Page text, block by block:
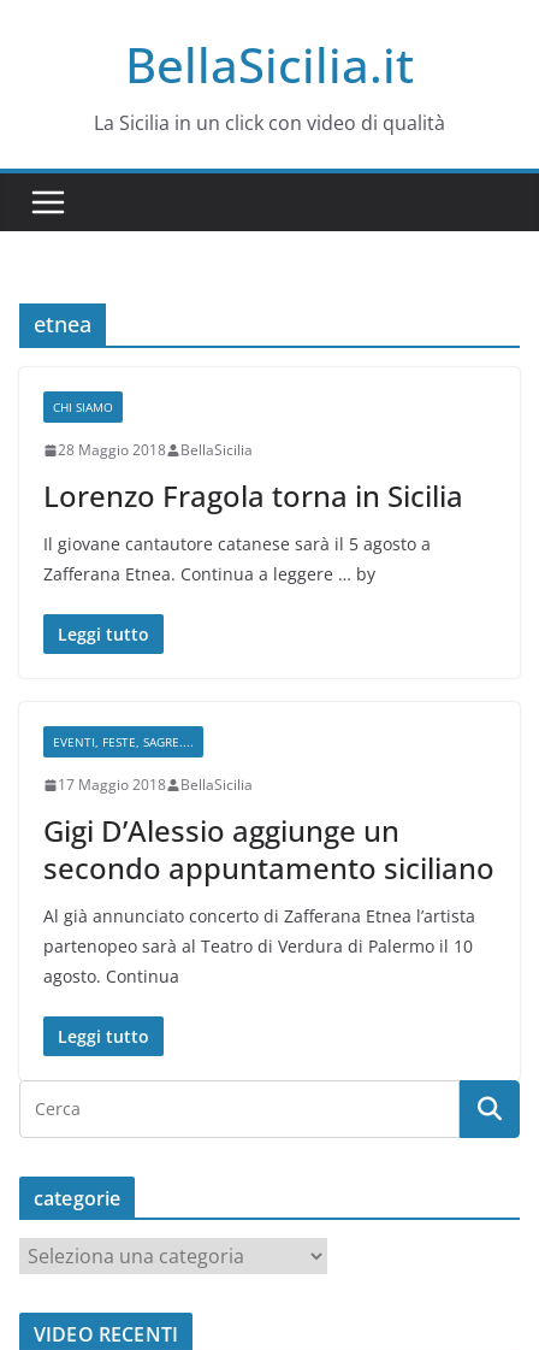
BellaSicilia.it
La Sicilia in un click con video di qualità
etnea
CHI SIAMO
28 Maggio 2018 BellaSicilia
Lorenzo Fragola torna in Sicilia
Il giovane cantautore catanese sarà il 5 agosto a
Zafferana Etnea. Continua a leggere … by
Leggi tutto
EVENTI, FESTE, SAGRE....
17 Maggio 2018 BellaSicilia
Gigi D’Alessio aggiunge un
secondo appuntamento siciliano
Al già annunciato concerto di Zafferana Etnea l’artista
partenopeo sarà al Teatro di Verdura di Palermo il 10
agosto. Continua
Leggi tutto
categorie
a
t
VIDEO RECENTI